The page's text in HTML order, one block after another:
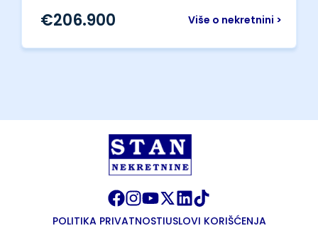
Više o nekretnini >
€206.900
POLITIKA PRIVATNOSTIUSLOVI KORIŠĆENJA